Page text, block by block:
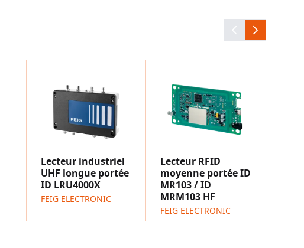
Lecteur industriel
UHF longue portée
ID LRU4000X
FEIG ELECTRONIC
Lecteur RFID
moyenne portée ID
MR103 / ID
MRM103 HF
FEIG ELECTRONIC